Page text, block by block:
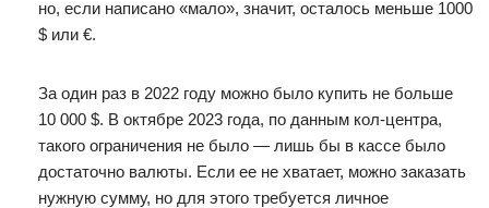
но, если написано «мало», значит, осталось меньше 1000
$ или €.
За один раз в 2022 году можно было купить не больше
10 000 $. В октябре 2023 года, по данным кол-центра,
такого ограничения не было — лишь бы в кассе было
достаточно валюты. Если ее не хватает, можно заказать
нужную сумму, но для этого требуется личное